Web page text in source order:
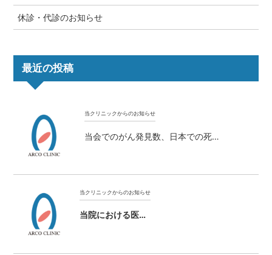
休診・代診のお知らせ
最近の投稿
当クリニックからのお知らせ
当会でのがん発見数、日本での死…
当クリニックからのお知らせ
当院における医…